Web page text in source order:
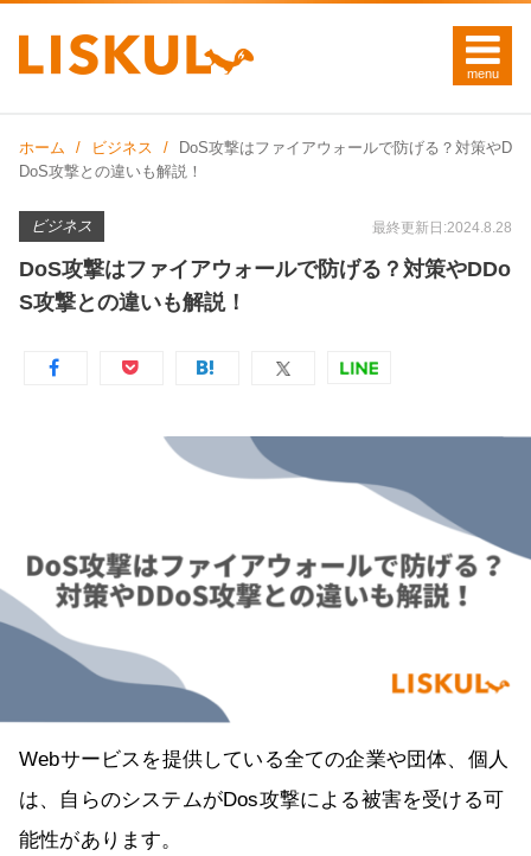
ホーム ビジネス
DoS攻撃はファイアウォールで防げる？対策やD
DoS攻撃との違いも解説！
ビジネス 最終更新日:2024.8.28
DoS攻撃はファイアウォールで防げる？対策やDDo
S攻撃との違いも解説！
Webサービスを提供している全ての企業や団体、個人
は、自らのシステムがDos攻撃による被害を受ける可
能性があります。